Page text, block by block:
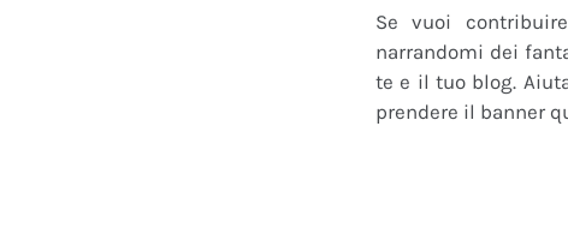
Se vuoi
narrandomi dei
te e il tuo blog.
prendere il banner